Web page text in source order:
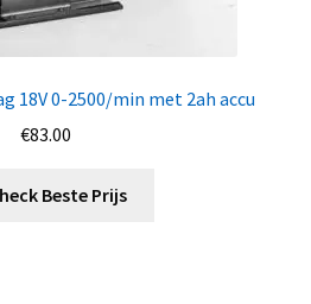
18V 0-2500/min met 2ah accu
€83.00
Beste Prijs